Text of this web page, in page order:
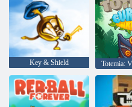
Key & Shield